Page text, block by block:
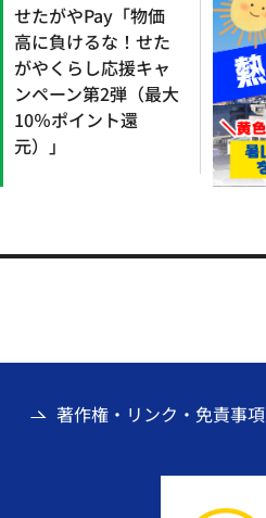
せたがやPay「物価
高に負けるな！せた
がやくらし応援キャ
ンペーン第2弾（最大
10％ポイント還
元）」
著作権・リンク・免責事項